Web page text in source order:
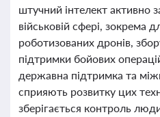
штучний інтелект активно
військовій сфері, зокрема
роботизованих дронів,
підтримки бойових
державна підтримка та
сприяють розвитку цих
зберігається контроль